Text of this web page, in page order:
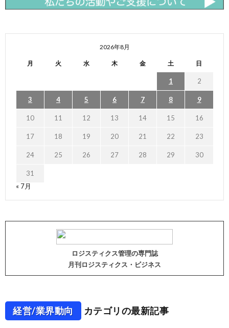
2026年8月
月 火 水 木 金 土 日
1 2
3 4 5 6 7 8 9
10 11 12 13 14 15 16
17 18 19 20 21 22 23
24 25 26 27 28 29 30
31
« 7月
ロジスティクス管理の専門誌
月刊ロジスティクス・ビジネス
経営/業界動向 カテゴリの最新記事